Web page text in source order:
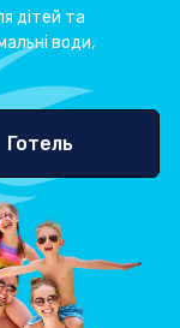
дітей та
води,
Готель